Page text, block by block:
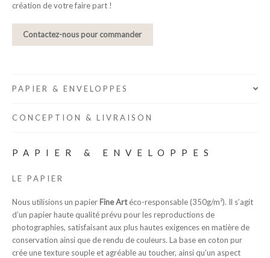
création de votre faire part !
Contactez-nous pour commander
PAPIER & ENVELOPPES
CONCEPTION & LIVRAISON
PAPIER & ENVELOPPES
LE PAPIER
Nous utilisions un papier Fine Artéco-responsable (350g/m²). Il s’agit
d’un papier haute qualité prévu pour les reproductions de
photographies, satisfaisant aux plus hautes exigences en matière de
conservation ainsi que de rendu de couleurs. La base en coton pur
crée une texture souple et agréable au toucher, ainsi qu’un aspect